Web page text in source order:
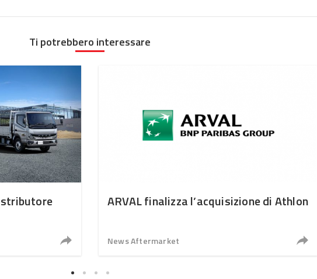
Ti potrebbero interessare
ARVAL finalizza l’acquisizione di Athlon
News Aftermarket